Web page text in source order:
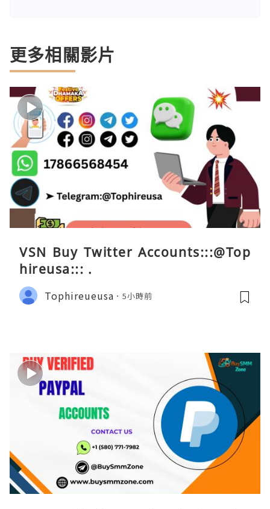
更多相關影片
VSN Buy Twitter Accounts:::@Top
hireusa::: .
Tophireueusa 5小時前